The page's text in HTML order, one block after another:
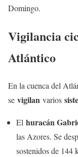
Domingo.
Vigilancia
Atlántico
En la cuenca del
se vigilan varios
El huracán
las Azores. Se
sostenidos de 144